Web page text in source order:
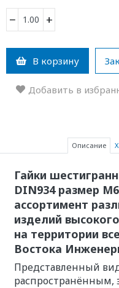
− +
В корзину
Добавить в
Описание
Гайки
DIN934 размер
ассортимент
изделий
на территории
Востока
Представленный
распространённым,